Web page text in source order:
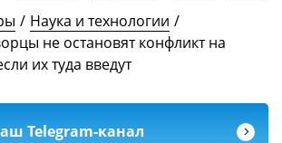
/ Наука и технологии /
не остановят конфликт на
их туда введут
Telegram-канал